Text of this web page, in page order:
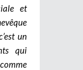
et
un
qui